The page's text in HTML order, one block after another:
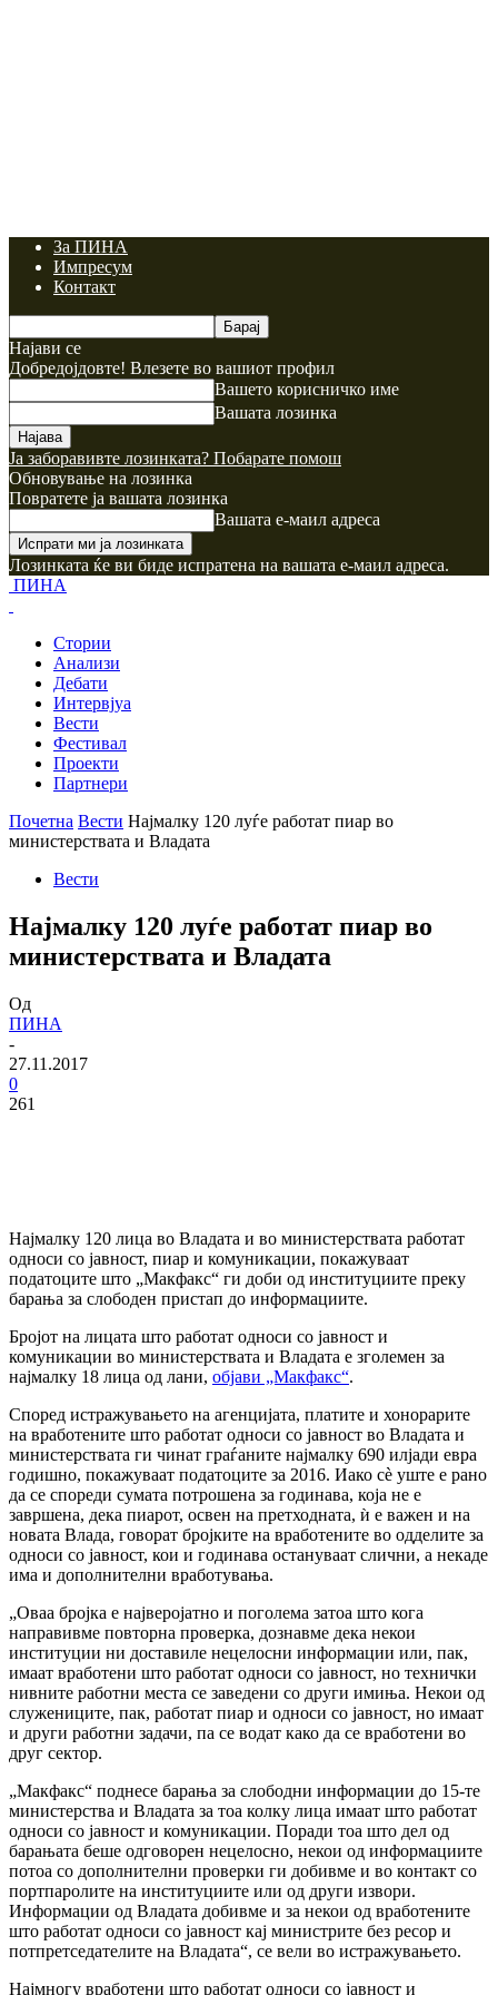
За ПИНА
Импресум
Контакт
Најави се
Добредојдовте! Влезете во вашиот профил
Вашето корисничко име
Вашата лозинка
Ја заборавивте лозинката? Побарате помош
Обновување на лозинка
Повратете ја вашата лозинка
Вашата е-маил адреса
Лозинката ќе ви биде испратена на вашата е-маил адреса.
ПИНА
Стории
Анализи
Дебати
Интервјуа
Вести
Фестивал
Проекти
Партнери
Почетна Вести Најмалку 120 луѓе работат пиар во
министерствата и Владата
Вести
Најмалку 120 луѓе работат пиар во
министерствата и Владата
Од
ПИНА
-
27.11.2017
0
261
Најмалку 120 лица во Владата и во министерствата работат
односи со јавност, пиар и комуникации, покажуваат
податоците што „Макфакс“ ги доби од институциите преку
барања за слободен пристап до информациите.
Бројот на лицата што работат односи со јавност и
комуникации во министерствата и Владата е зголемен за
најмалку 18 лица од лани, објави „Макфакс“.
Според истражувањето на агенцијата, платите и хонорарите
на вработените што работат односи со јавност во Владата и
министерствата ги чинат граѓаните најмалку 690 илјади евра
годишно, покажуваат податоците за 2016. Иако сè уште е рано
да се спореди сумата потрошена за годинава, која не е
завршена, дека пиарот, освен на претходната, ѝ е важен и на
новата Влада, говорат бројките на вработените во одделите за
односи со јавност, кои и годинава остануваат слични, а некаде
има и дополнителни вработувања.
„Оваа бројка е најверојатно и поголема затоа што кога
направивме повторна проверка, дознавме дека некои
институции ни доставиле нецелосни информации или, пак,
имаат вработени што работат односи со јавност, но технички
нивните работни места се заведени со други имиња. Некои од
служениците, пак, работат пиар и односи со јавност, но имаат
и други работни задачи, па се водат како да се вработени во
друг сектор.
„Макфакс“ поднесе барања за слободни информации до 15-те
министерства и Владата за тоа колку лица имаат што работат
односи со јавност и комуникации. Поради тоа што дел од
барањата беше одговорен нецелосно, некои од информациите
потоа со дополнителни проверки ги добивме и во контакт со
портпаролите на институциите или од други извори.
Информации од Владата добивме и за некои од вработените
што работат односи со јавност кај министрите без ресор и
потпретседателите на Владата“, се вели во истражувањето.
Најмногу вработени што работат односи со јавност и